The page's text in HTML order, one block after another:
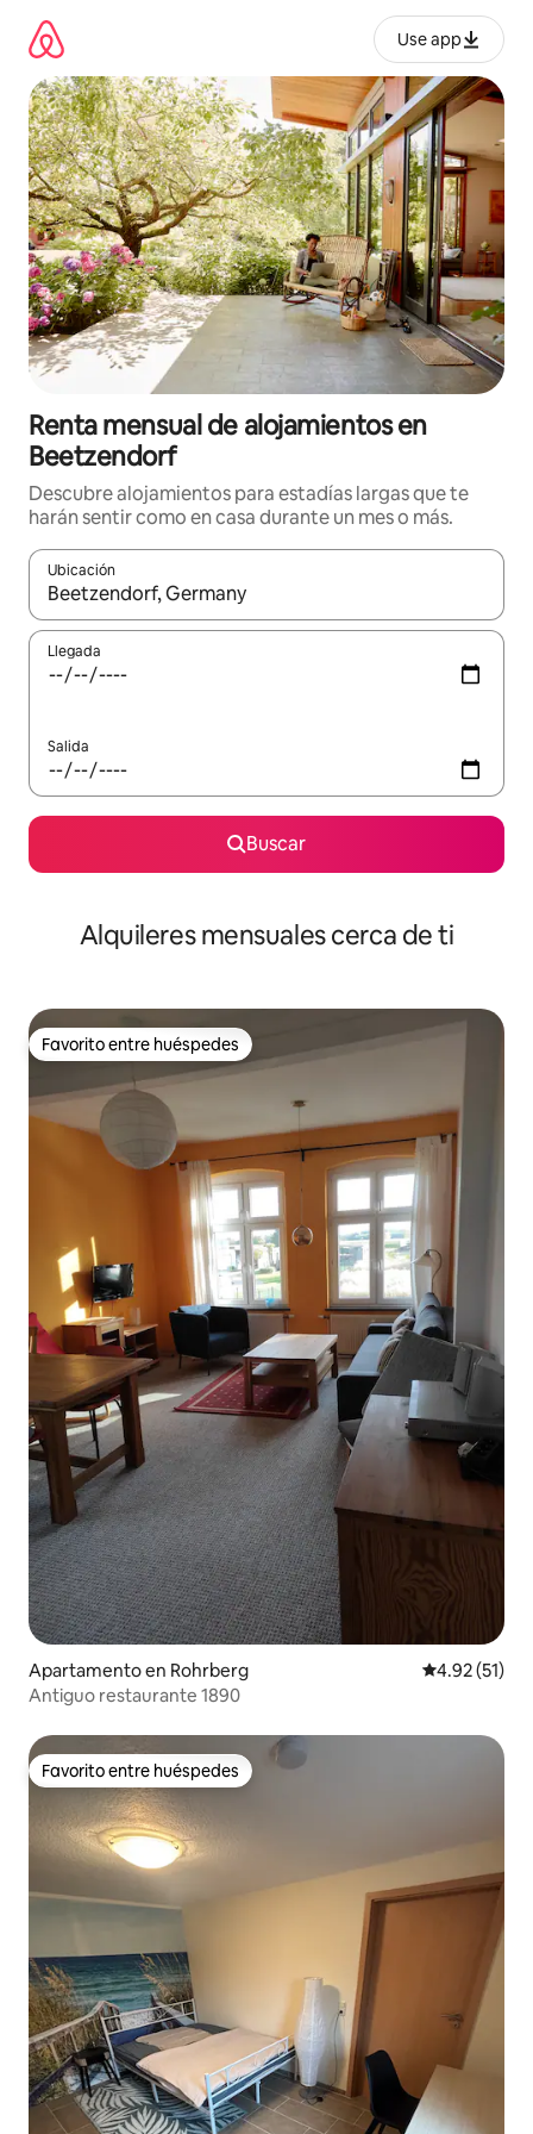
contenido
Use app
Renta mensual de alojamientos en
Beetzendorf
Descubre alojamientos para estadías largas que te
harán sentir como en casa durante un mes o más.
Ubicación
Cuando los resultados estén disponibles, navega con las
Llegada
Salida
Buscar
Alquileres mensuales cerca de ti
Favorito entre huéspedes
Favorito entre huéspedes
Apartamento en Rohrberg Calificación
4.92 (51)
Antiguo restaurante 1890
Favorito entre huéspedes
Favorito entre huéspedes